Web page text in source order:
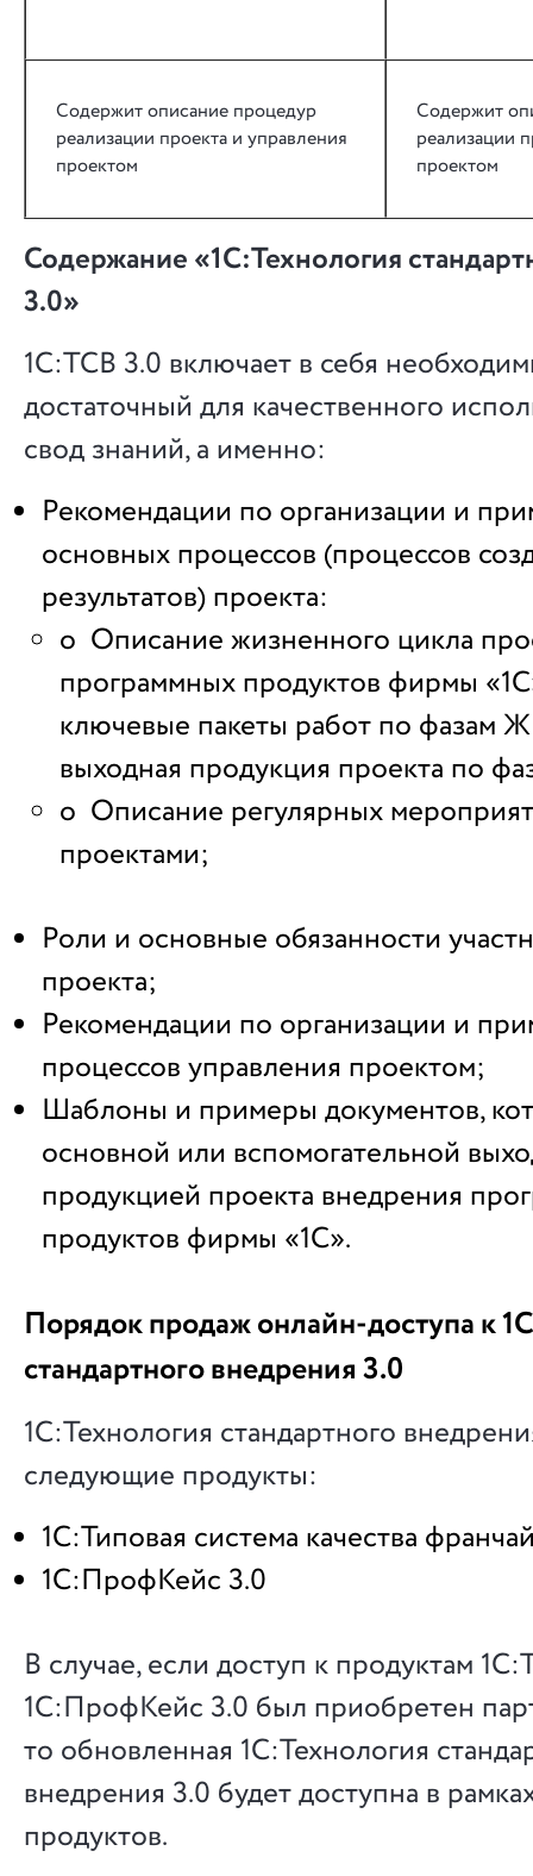
Содержит описание процедур
реализации проекта и управления
проектом
Содержит
реализации
проектом
Содержание «1С:Технология
3.0»
1С:ТСВ 3.0 включает в себя
достаточный для качественного
свод знаний, а именно:
Рекомендации по организации и
основных процессов (процессов
результатов) проекта:
o Описание жизненного цикла
программных продуктов фирмы
ключевые пакеты работ по фазам
выходная продукция проекта по
o Описание регулярных
проектами;
Роли и основные обязанности
проекта;
Рекомендации по организации и
процессов управления проектом;
Шаблоны и примеры документов,
основной или вспомогательной
продукцией проекта внедрения
продуктов фирмы «1С».
Порядок продаж онлайн-доступа к
стандартного внедрения 3.0
1С:Технология стандартного
следующие продукты:
1С:Типовая система качества
1С:ПрофКейс 3.0
В случае, если доступ к продуктам
1С:ПрофКейс 3.0 был приобретен
то обновленная 1С:Технология
внедрения 3.0 будет доступна в
продуктов.